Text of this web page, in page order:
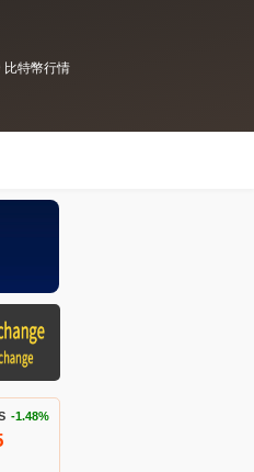
比特幣行情
-1.48%